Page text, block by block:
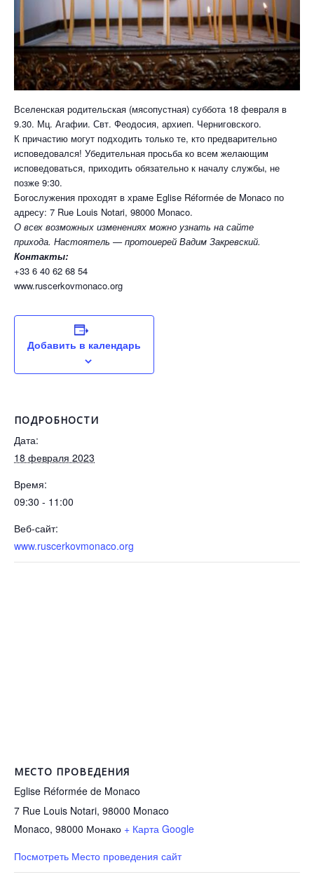
Вселенская родительская (мясопустная) суббота 18 февраля в
9.30. Мц. Агафии. Свт. Феодосия, архиеп. Черниговского.
К причастию могут подходить только те, кто предварительно
исповедовался! Убедительная просьба ко всем желающим
исповедоваться, приходить обязательно к началу службы, не
позже 9:30.
Богослужения проходят в храме Eglise Réformée de Monaco по
адресу: 7 Rue Louis Notari, 98000 Monaco.
О всех возможных изменениях можно узнать на сайте
прихода. Настоятель — протоиерей Вадим Закревский.
Контакты:
+33 6 40 62 68 54
www.ruscerkovmonaco.org
Добавить в календарь
ПОДРОБНОСТИ
Дата:
18 февраля 2023
Время:
09:30 - 11:00
Веб-сайт:
www.ruscerkovmonaco.org
МЕСТО ПРОВЕДЕНИЯ
Eglise Réformée de Monaco
7 Rue Louis Notari, 98000 Monaco
Monaco, 98000 Монако + Карта Google
Посмотреть Место проведения сайт